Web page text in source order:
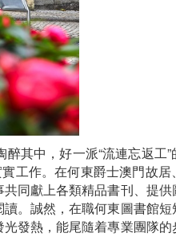
其中，好一派“流連忘返工
工作。在何東爵士澳門故居
同獻上各類精品書刊、提
。誠然，在職何東圖書館
發熱，能尾隨着專業團隊